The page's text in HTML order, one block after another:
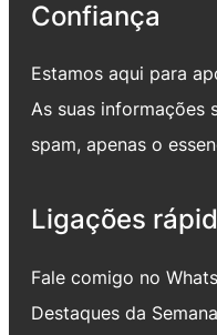
Confiança
Estamos aqui para
As suas informações
spam, apenas o
Ligações
Fale comigo no
Destaques da Semana